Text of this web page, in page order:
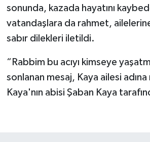
sonunda, kazada hayatını
vatandaşlara da rahmet,
sabır dilekleri iletildi.
“Rabbim bu acıyı kimseye
sonlanan mesaj, Kaya ailesi
Kaya'nın abisi Şaban Kaya